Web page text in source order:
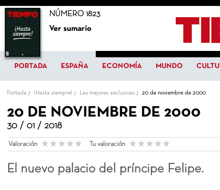
NÚMERO 1823
Ver sumario
PORTADA ESPAÑA ECONOMÍA MUNDO
Portada ¡Hasta siempre! Las mejores exclusivas 20 de noviembre de 2000
20 DE NOVIEMBRE DE 2000
30 / 01 / 2018
Valoración Tu valoración
El nuevo palacio del príncipe Felipe.